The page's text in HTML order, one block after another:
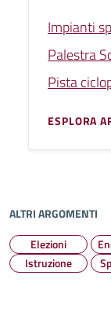
Impianti
Palestra
Pista
ESPLORA
ALTRI ARGOMENTI
Elezioni
Istruzione